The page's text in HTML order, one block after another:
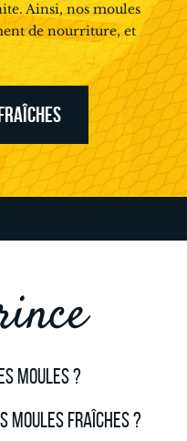
Ainsi, nos moules
de nourriture, et
moules ?
moules fraîches ?